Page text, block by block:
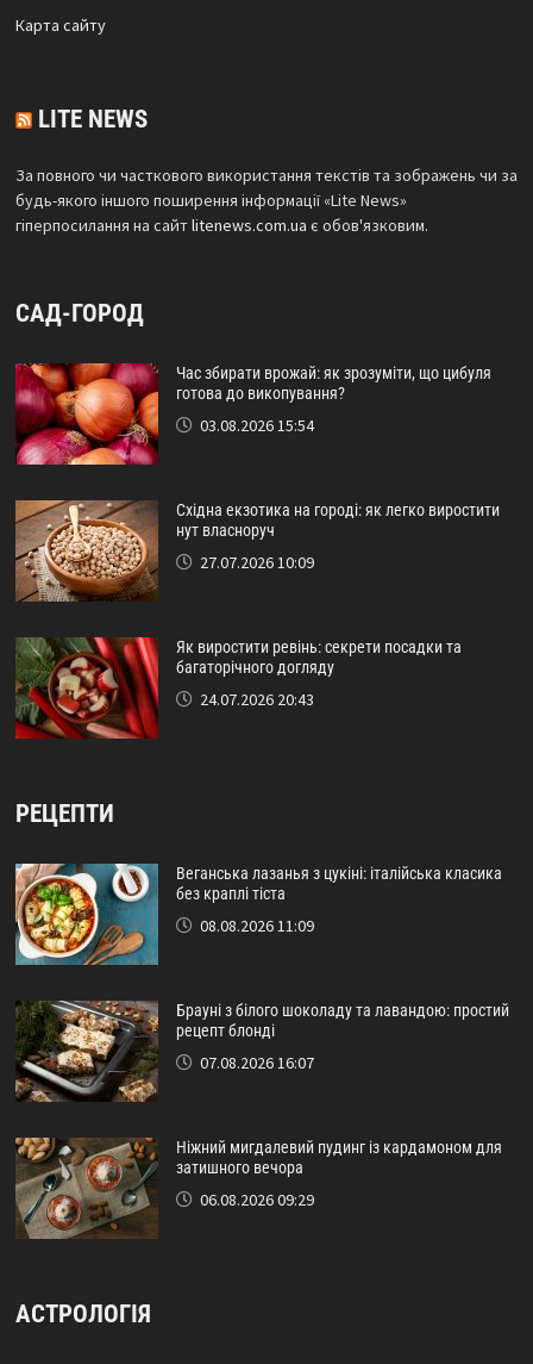
Карта сайтy
LITE NEWS
За повного чи часткового використання текстів та зображень чи за
будь-якого іншого поширення інформації «Lite News»
гіперпосилання на сайтlitenews.com.ua є обов'язковим.
САД-ГОРОД
Час збирати врожай: як зрозуміти, що цибуля
готова до викопування?
03.08.2026 15:54
Східна екзотика на городі: як легко виростити
нут власноруч
27.07.2026 10:09
Як виростити ревінь: секрети посадки та
багаторічного догляду
24.07.2026 20:43
РЕЦЕПТИ
Веганська лазанья з цукіні: італійська класика
без краплі тіста
08.08.2026 11:09
Брауні з білого шоколаду та лавандою: простий
рецепт блонді
07.08.2026 16:07
Ніжний мигдалевий пудинг із кардамоном для
затишного вечора
06.08.2026 09:29
АСТРОЛОГІЯ